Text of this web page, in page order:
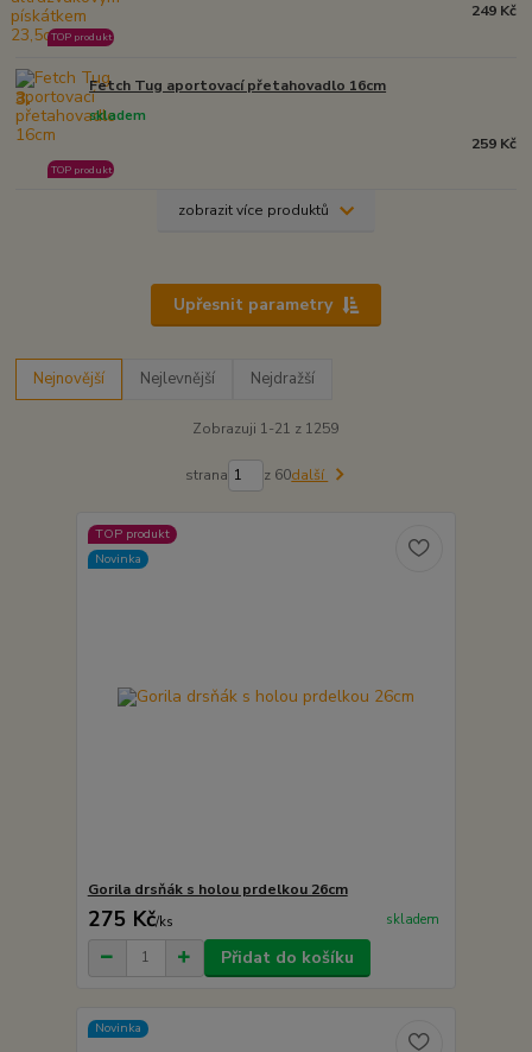
TOP produkt
249 Kč
3. Fetch Tug aportovací přetahovadlo 16cm
skladem
TOP produkt
259 Kč
zobrazit více produktů
Upřesnit parametry
Nejnovější Nejlevnější Nejdražší
Zobrazuji 1-21 z 1259
strana z 60další
TOP produkt
Novinka
Gorila drsňák s holou prdelkou 26cm
275 Kč/ks skladem
Přidat do košíku
Novinka